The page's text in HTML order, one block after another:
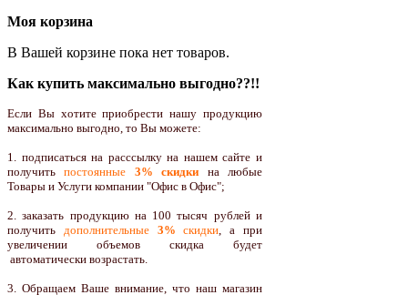
Моя корзина
В Вашей корзине пока нет товаров.
Как купить максимально выгодно??!!
Если Вы хотите приобрести нашу продукцию
максимально выгодно, то Вы можете:
1. подписаться на расссылку на нашем сайте и
получитьпостоянные 3% скидки на любые
Товары и Услуги компании "Офис в Офис";
2. заказать продукцию на 100 тысяч рублей и
получить дополнительные3% скидки, а при
увеличении объемов скидка будет
автоматически возрастать.
3. Обращаем Ваше внимание, что наш магазин